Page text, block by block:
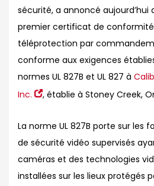
sécurité, a annoncé aujourd’hui
premier certificat de
téléprotection par
conforme aux exigences
normes UL 827B et UL 827 à
Inc.
, établie à Stoney Creek,
La norme UL 827B porte sur les
de sécurité vidéo supervisés
caméras et des technologies
installées sur les lieux protégés